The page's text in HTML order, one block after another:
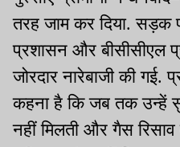
तरह जाम कर दिया. सड़क
प्रशासन और बीसीसीएल
जोरदार नारेबाजी की गई.
कहना है कि जब तक उन्हें
नहीं मिलती और गैस